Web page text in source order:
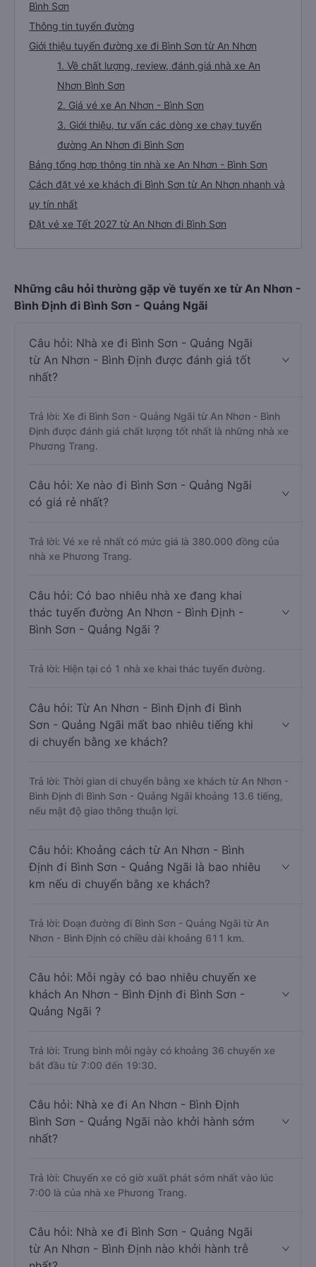
Bình Sơn
Thông tin tuyến đường
Giới thiệu tuyến đường xe đi Bình Sơn từ An Nhơn
1. Về chất lượng, review, đánh giá nhà xe An
Nhơn Bình Sơn
2. Giá vé xe An Nhơn - Bình Sơn
3. Giới thiệu, tư vấn các dòng xe chạy tuyến
đường An Nhơn đi Bình Sơn
Bảng tổng hợp thông tin nhà xe An Nhơn - Bình Sơn
Cách đặt vé xe khách đi Bình Sơn từ An Nhơn nhanh và
uy tín nhất
Đặt vé xe Tết 2027 từ An Nhơn đi Bình Sơn
Những câu hỏi thường gặp về tuyến xe từ An Nhơn -
Bình Định đi Bình Sơn - Quảng Ngãi
Câu hỏi: Nhà xe đi Bình Sơn - Quảng Ngãi
từ An Nhơn - Bình Định được đánh giá tốt
nhất?
Trả lời: Xe đi Bình Sơn - Quảng Ngãi từ An Nhơn - Bình
Định được đánh giá chất lượng tốt nhất là những nhà xe
Phương Trang.
Câu hỏi: Xe nào đi Bình Sơn - Quảng Ngãi
có giá rẻ nhất?
Trả lời: Vé xe rẻ nhất có mức giá là 380.000 đồng của
nhà xe Phương Trang.
Câu hỏi: Có bao nhiêu nhà xe đang khai
thác tuyến đường An Nhơn - Bình Định -
Bình Sơn - Quảng Ngãi ?
Trả lời: Hiện tại có 1 nhà xe khai thác tuyến đường.
Câu hỏi: Từ An Nhơn - Bình Định đi Bình
Sơn - Quảng Ngãi mất bao nhiêu tiếng khi
di chuyển bằng xe khách?
Trả lời: Thời gian di chuyển bằng xe khách từ An Nhơn -
Bình Định đi Bình Sơn - Quảng Ngãi khoảng 13.6 tiếng,
nếu mật độ giao thông thuận lợi.
Câu hỏi: Khoảng cách từ An Nhơn - Bình
Định đi Bình Sơn - Quảng Ngãi là bao nhiêu
km nếu di chuyển bằng xe khách?
Trả lời: Đoạn đường đi Bình Sơn - Quảng Ngãi từ An
Nhơn - Bình Định có chiều dài khoảng 611 km.
Câu hỏi: Mỗi ngày có bao nhiêu chuyến xe
khách An Nhơn - Bình Định đi Bình Sơn -
Quảng Ngãi ?
Trả lời: Trung bình mỗi ngày có khoảng 36 chuyến xe
bắt đầu từ 7:00 đến 19:30.
Câu hỏi: Nhà xe đi An Nhơn - Bình Định
Bình Sơn - Quảng Ngãi nào khởi hành sớm
nhất?
Trả lời: Chuyến xe có giờ xuất phát sớm nhất vào lúc
7:00 là của nhà xe Phương Trang.
Câu hỏi: Nhà xe đi Bình Sơn - Quảng Ngãi
từ An Nhơn - Bình Định nào khởi hành trễ